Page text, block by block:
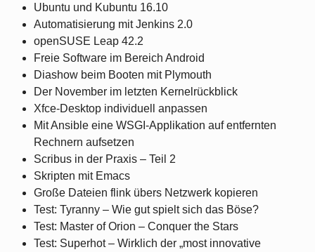
Ubuntu und Kubuntu 16.10
Automatisierung mit Jenkins 2.0
openSUSE Leap 42.2
Freie Software im Bereich Android
Diashow beim Booten mit Plymouth
Der November im letzten Kernelrückblick
Xfce-Desktop individuell anpassen
Mit Ansible eine WSGI-Applikation auf entfernten
Rechnern aufsetzen
Scribus in der Praxis – Teil 2
Skripten mit Emacs
Große Dateien flink übers Netzwerk kopieren
Test: Tyranny – Wie gut spielt sich das Böse?
Test: Master of Orion – Conquer the Stars
Test: Superhot – Wirklich der „most innovative